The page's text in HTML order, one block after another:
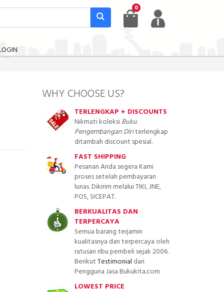
0
WHY CHOOSE US?
TERLENGKAP + DISCOUNTS
Nikmati koleksiBuku
Pengembangan Diriterlengkap
ditambah discount spesial.
FAST SHIPPING
Pesanan Anda segera Kami
proses setelah pembayaran
lunas. Dikirim melalui TIKI, JNE,
POS, SICEPAT.
BERKUALITAS DAN
TERPERCAYA
Semua barang terjamin
kualitasnya dan terpercaya oleh
ratusan ribu pembeli sejak 2006.
BerikutTestimonial dari
Pengguna Jasa Bukukita.com
LOWEST PRICE